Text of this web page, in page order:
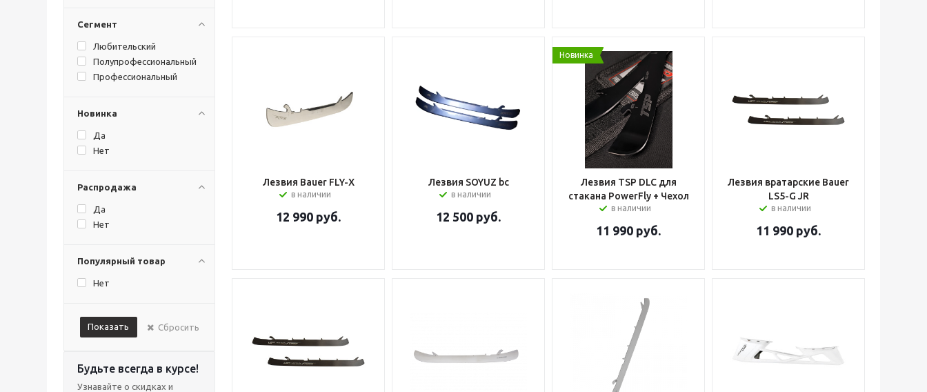
SOYUZ bc
Sportstape
Super Feet
TSP
Well Hockey
ХОРС
Сегмент
Любительский
Полупрофессиональный
Профессиональный
Новинка
Да
Нет
Распродажа
Да
Нет
Популярный товар
Нет
Показать Сбросить
Будьте всегда в курсе!
Узнавайте о скидках и
Лезвия Bauer FLY-X
в наличии
12 990 руб.
Лезвия SOYUZ bc
в наличии
12 500 руб.
Новинка
Лезвия TSP DLC для
стакана PowerFly + Чехол
в наличии
11 990 руб.
Лезвия вратарские Bauer
LS5-G JR
в наличии
11 990 руб.